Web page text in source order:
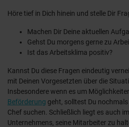
Höre tief in Dich hinein und stelle Dir
Machen Dir Deine aktuellen
Gehst Du morgens gerne zu
Ist das Arbeitsklima positiv?
Kannst Du diese Fragen eindeutig
mit Deinen Vorgesetzten über die
Insbesondere wenn es um
Beförderung geht, solltest Du
Chef suchen. Schließlich liegt es auch
Unternehmens, seine Mitarbeiter zu